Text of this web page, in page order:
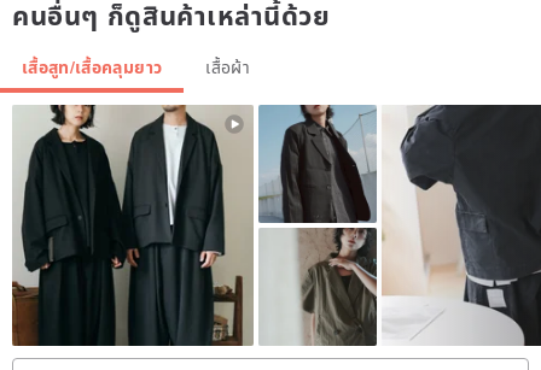
The basic khaki profile windbreaker has added checkered stitching
with a sense of design. The little Peter Pan tie is childlike and the
overall is generous and retro.
คนอื่นๆ ก็ดูสินค้าเหล่านี้ด้วย
เสื้อสูท/เสื้อคลุมยาว เสื้อผ้า